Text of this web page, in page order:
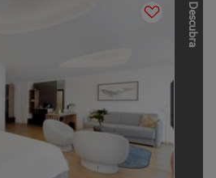
D
e
s
c
u
b
r
a
l
a
s
o
t
r
a
s
m
a
r
c
a
s
d
e
L
o
u
v
r
e
H
o
t
e
l
s
G
r
o
u